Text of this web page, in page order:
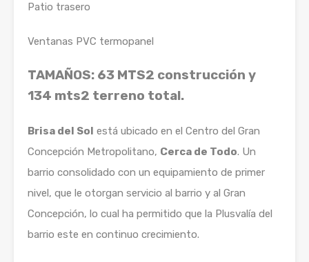
Patio trasero
Ventanas PVC termopanel
TAMAÑOS: 63 MTS2 construcción y
134 mts2 terreno total.
Brisa del Sol está ubicado en el Centro del Gran
Concepción Metropolitano, Cerca de Todo. Un
barrio consolidado con un equipamiento de primer
nivel, que le otorgan servicio al barrio y al Gran
Concepción, lo cual ha permitido que la Plusvalía del
barrio este en continuo crecimiento.